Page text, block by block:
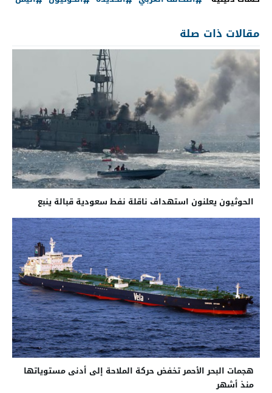
مقالات ذات صلة
الحوثيون يعلنون استهداف ناقلة نفط سعودية قبالة ينبع
هجمات البحر الأحمر تخفض حركة الملاحة إلى أدنى مستوياتها
منذ أشهر